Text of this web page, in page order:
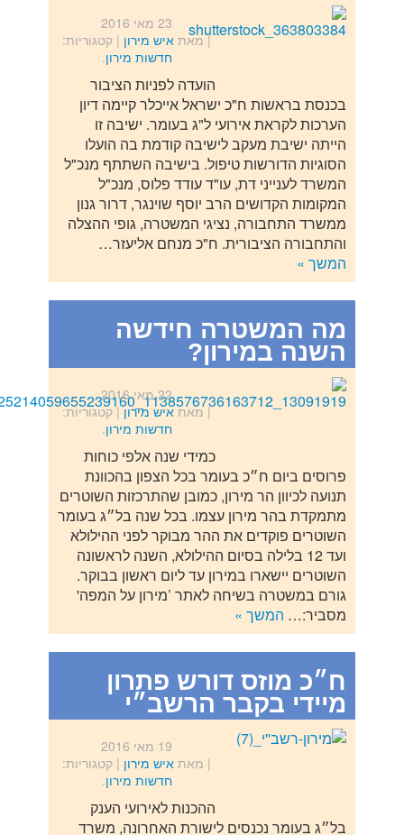
23 מאי 2016
| מאת איש מירון | קטגוריות:
חדשות מירון.
הועדה לפניות הציבור
בכנסת בראשות ח"כ ישראל אייכלר קיימה דיון
הערכות לקראת אירועי ל"ג בעומר. ישיבה זו
הייתה ישיבת מעקב לישיבה קודמת בה הועלו
הסוגיות הדורשות טיפול. בישיבה השתתף מנכ"ל
המשרד לענייני דת, עו"ד עודד פלוס, מנכ"ל
המקומות הקדושים הרב יוסף שוינגר, דרור גנון
ממשרד התחבורה, נציגי המשטרה, גופי ההצלה
והתחבורה הציבורית. ח"כ מנחם אליעזר…
המשך »
מה המשטרה חידשה
השנה במירון?
22 מאי 2016
| מאתאיש מירון |קטגוריות:
חדשות מירון.
כמידי שנה אלפי כוחות
פרוסים ביום ח״כ בעומר בכל הצפון בהכוונת
תנועה לכיוון הר מירון, כמובן שהתרכזות השוטרים
מתמקדת בהר מירון עצמו. בכל שנה בל״ג בעומר
השוטרים פוקדים את ההר מבוקר לפני ההילולא
ועד 12 בלילה בסיום ההילולא, השנה לראשונה
השוטרים יישארו במירון עד ליום ראשון בבוקר.
גורם במשטרה בשיחה לאתר ’מירון על המפה'
מסביר:… המשך »
ח״כ מוזס דורש פתרון
מיידי בקבר הרשב״י
19 מאי 2016
| מאת איש מירון | קטגוריות:
חדשות מירון.
ההכנות לאירועי הענק
בל״ג בעומר נכנסים לישורת האחרונה, משרד